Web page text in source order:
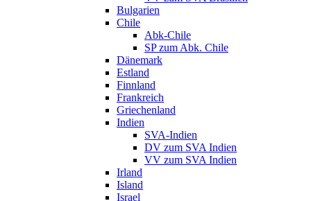
Bulgarien
Chile
Abk-Chile
SP zum Abk. Chile
Dänemark
Estland
Finnland
Frankreich
Griechenland
Indien
SVA-Indien
DV zum SVA Indien
VV zum SVA Indien
Irland
Island
Israel